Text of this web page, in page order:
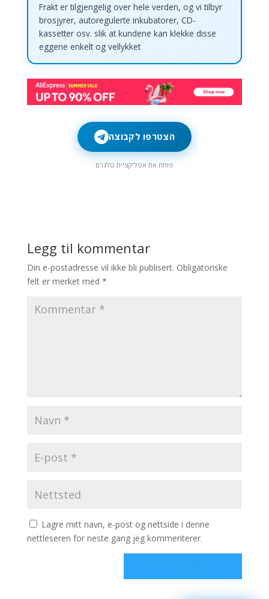
Frakt er tilgjengelig over hele verden, og vi tilbyr
brosjyrer, autoregulerte inkubatorer, CD-
kassetter osv. slik at kundene kan klekke disse
eggene enkelt og vellykket
הצטרפו לקבוצה
פותח את אפליקציית טלגרם
Legg til kommentar
Din e-postadresse vil ikke bli publisert. Obligatoriske
felt er merket med *
Lagre mitt navn, e-post og nettside i denne
nettleseren for neste gang jeg kommenterer.